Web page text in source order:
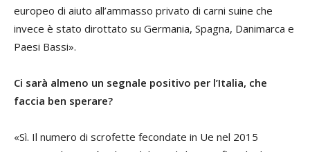
europeo di aiuto all’ammasso privato di carni suine che
invece è stato dirottato su Germania, Spagna, Danimarca e
Paesi Bassi».
Ci sarà almeno un segnale positivo per l’Italia, che
faccia ben sperare?
«Sì. Il numero di scrofette fecondate in Ue nel 2015